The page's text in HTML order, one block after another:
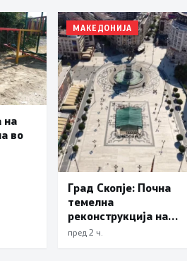
на
во
МАКЕДОНИЈА
Град Скопје: Почна
темелна
реконструкција на
еден од симболите на
пред 2 ч.